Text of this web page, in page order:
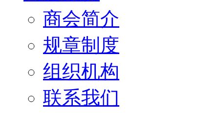
商会简介
规章制度
组织机构
联系我们